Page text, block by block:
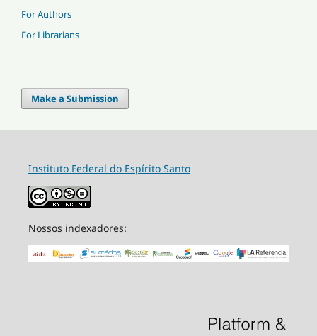
For Authors
For Librarians
Make a Submission
Instituto Federal do Espírito Santo
Nossos indexadores: